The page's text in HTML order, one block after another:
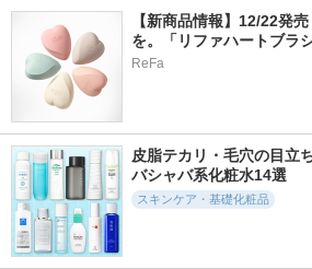
【新商品情報】12/22発
を。「リファハートブラ
ReFa
皮脂テカリ・毛穴の目立
バシャバ系化粧水14選
スキンケア・基礎化粧品